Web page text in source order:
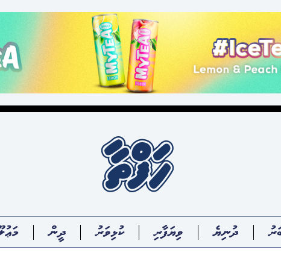
ދުނިޔެ ވިޔަފާރި ކުޅިވަރު ދީން